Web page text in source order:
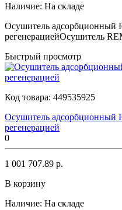
Наличие: На складе
Осушитель адсорбционный
регенерациейОсушитель
Быстрый просмотр
Код товара: 449535925
Осушитель адсорбционный
регенерацией
0
1 001 707.89 р.
В корзину
Наличие: На складе